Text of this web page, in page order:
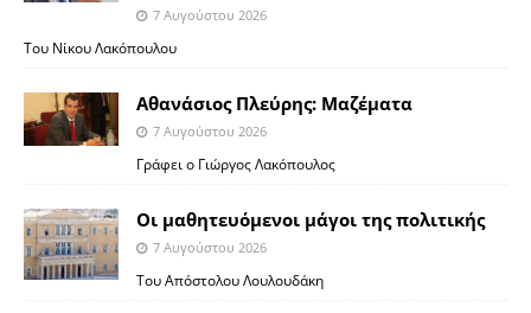
7 Αυγούστου 2026
Του Νίκου Λακόπουλου
Αθανάσιος Πλεύρης: Μαζέματα
7 Αυγούστου 2026
Γράφει ο Γιώργος Λακόπουλος
Οι μαθητευόμενοι μάγοι της πολιτικής
7 Αυγούστου 2026
Του Απόστολου Λουλουδάκη